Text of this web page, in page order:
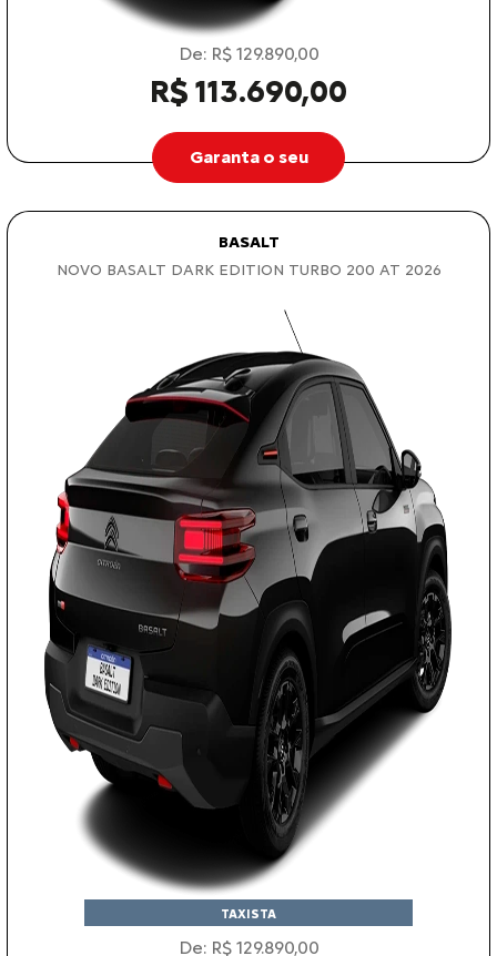
De: R$ 129.890,00
R$ 113.690,00
Garanta o seu
BASALT
NOVO BASALT DARK EDITION TURBO 200 AT 2026
TAXISTA
De: R$ 129.890,00